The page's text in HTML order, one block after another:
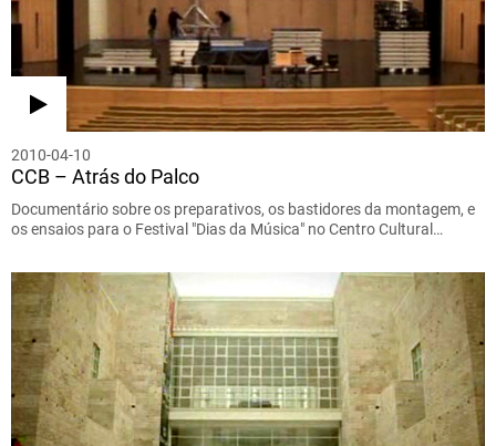
2010-04-10
CCB – Atrás do Palco
Documentário sobre os preparativos, os bastidores da montagem, e
os ensaios para o Festival "Dias da Música" no Centro Cultural…